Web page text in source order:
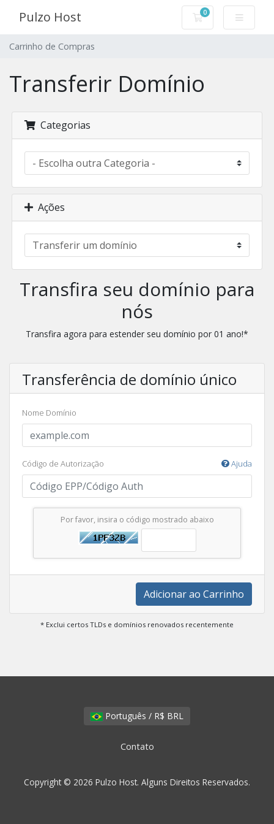
Pulzo Host 0
Carrinho de
Carrinho de Compras
Transferir Domínio
Categorias
Ações
Transfira seu domínio para
nós
Transfira agora para estender seu domínio por 01 ano!*
Transferência de domínio único
Nome Domínio
Código de Autorização Ajuda
Por favor, insira o código mostrado abaixo
Adicionar ao Carrinho
* Exclui certos TLDs e domínios renovados recentemente
Português / R$ BRL
Contato
Copyright © 2026 Pulzo Host. Alguns Direitos Reservados.